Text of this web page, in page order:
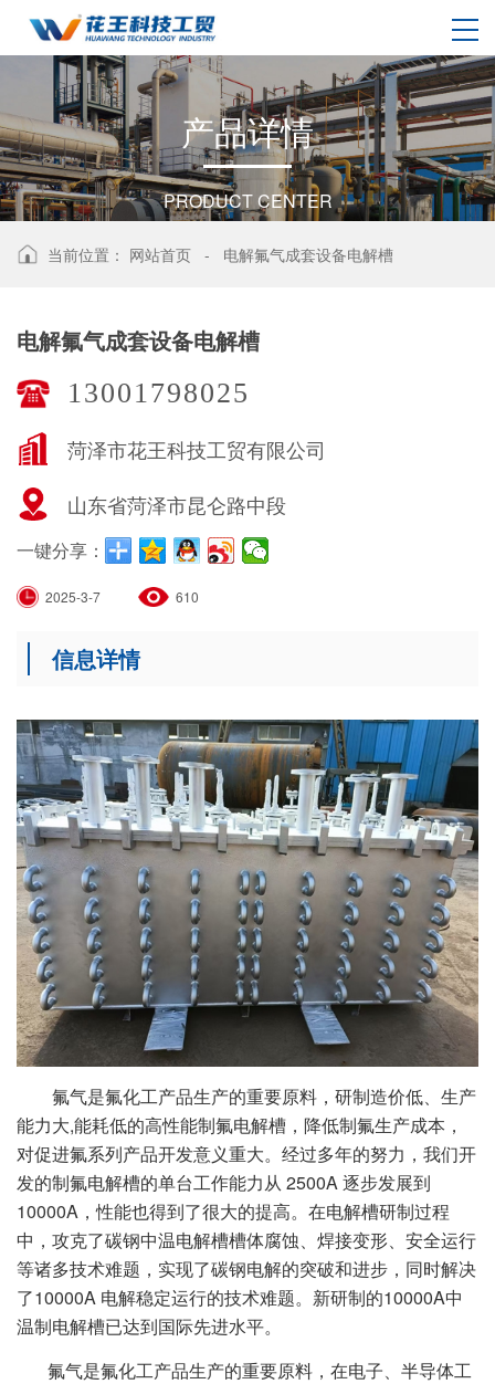
产品详情
PRODUCT CENTER
当前位置： 网站首页 - 电解氟气成套设备电解槽
电解氟气成套设备电解槽
13001798025
菏泽市花王科技工贸有限公司
山东省菏泽市昆仑路中段
一键分享：
2025-3-7 610
信息详情
氟气是氟化工产品生产的重要原料，研制造价低、生产
能力大,能耗低的高性能制氟电解槽，降低制氟生产成本，
对促进氟系列产品开发意义重大。经过多年的努力，我们开
发的制氟电解槽的单台工作能力从 2500A 逐步发展到
10000A，性能也得到了很大的提高。在电解槽研制过程
中，攻克了碳钢中温电解槽槽体腐蚀、焊接变形、安全运行
等诸多技术难题，实现了碳钢电解的突破和进步，同时解决
了10000A 电解稳定运行的技术难题。新研制的10000A中
温制电解槽已达到国际先进水平。
氟气是氟化工产品生产的重要原料，在电子、半导体工